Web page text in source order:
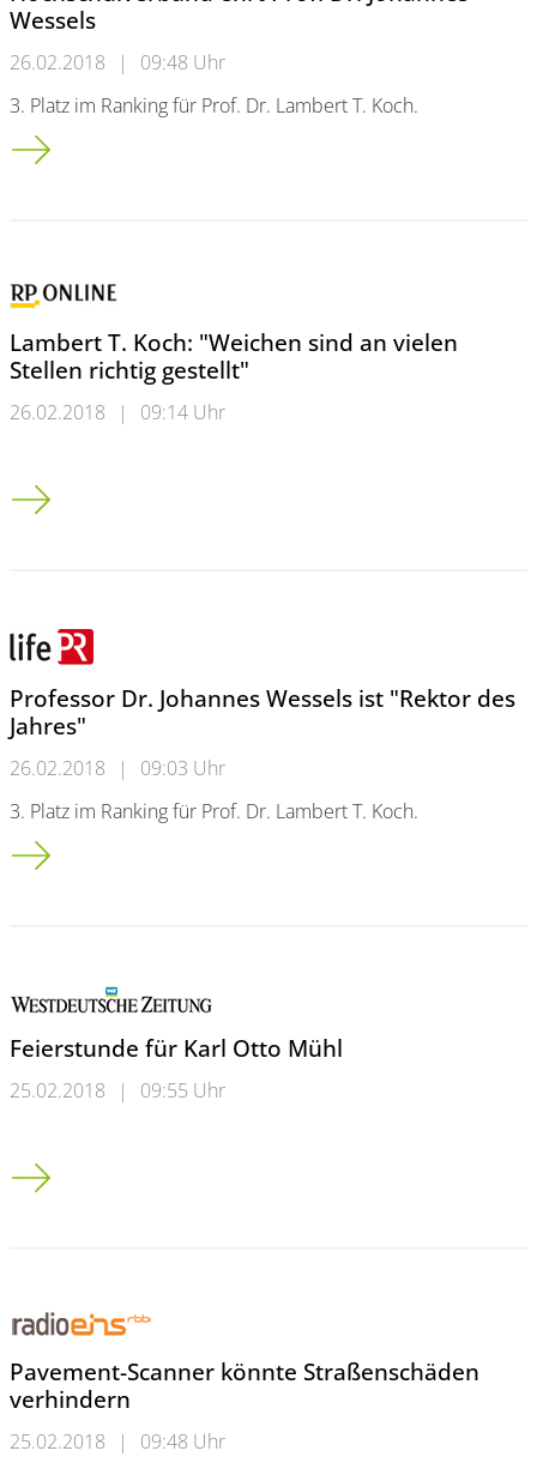
Wessels
26.02.2018 |
09:48 Uhr
3. Platz im Ranking für Prof. Dr. Lambert T. Koch.
Auszeichnung «Rektor des Jahres»: Deutscher
Lambert T. Koch: "Weichen sind an vielen
Stellen richtig gestellt"
26.02.2018 | 09:14 Uhr
Lambert T. Koch: "Weichen sind an vielen Stellen richtig
Professor Dr. Johannes Wessels ist "Rektor des
Jahres"
26.02.2018 |
09:03 Uhr
3. Platz im Ranking für Prof. Dr. Lambert T. Koch.
Professor Dr. Johannes Wessels ist "Rektor des Jahres"
Feierstunde für Karl Otto Mühl
25.02.2018 | 09:55 Uhr
Feierstunde für Karl Otto Mühl
Pavement-Scanner könnte Straßenschäden
verhindern
25.02.2018 | 09:48 Uhr